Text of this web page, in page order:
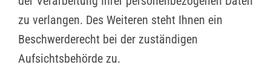
zu verlangen. Des Weiteren steht Ihnen ein
Beschwerderecht bei der zuständigen
Aufsichtsbehörde zu.